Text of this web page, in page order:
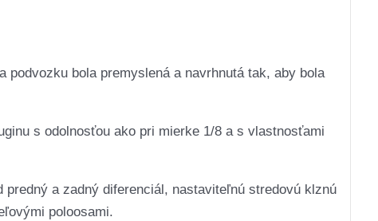
podvozku bola premyslená a navrhnutá tak, aby bola
s odolnosťou ako pri mierke 1/8 a s vlastnosťami
a zadný diferenciál, nastaviteľnú stredovú klznú
poloosami.